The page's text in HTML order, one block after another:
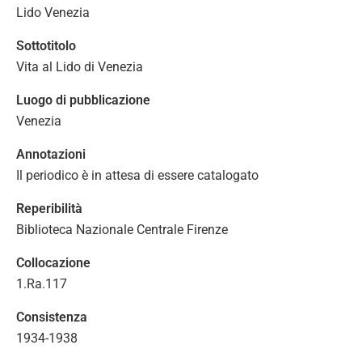
Lido Venezia
Sottotitolo
Vita al Lido di Venezia
Luogo di pubblicazione
Venezia
Annotazioni
Il periodico è in attesa di essere catalogato
Reperibilità
Biblioteca Nazionale Centrale Firenze
Collocazione
1.Ra.117
Consistenza
1934-1938